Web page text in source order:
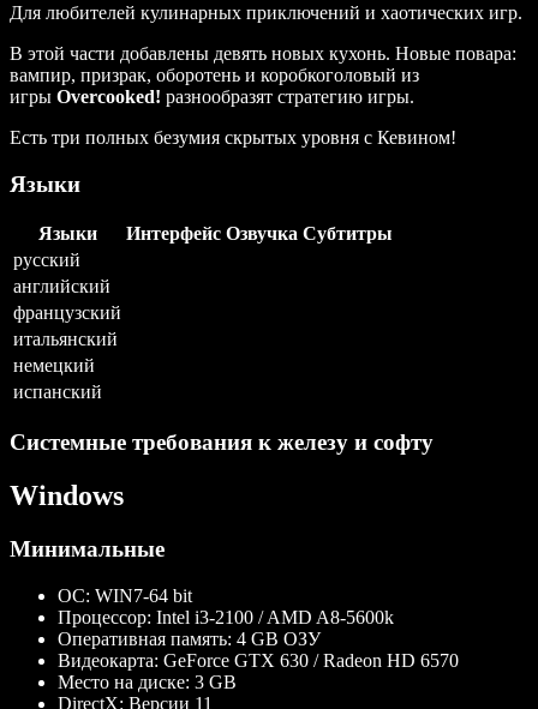
Для любителей кулинарных приключений и хаотических игр.
В этой части добавлены девять новых кухонь. Новые повара:
вампир, призрак, оборотень и коробкоголовый из
игры Overcooked! разнообразят стратегию игры.
Есть три полных безумия скрытых уровня с Кевином!
Языки
Языки Интерфейс Озвучка Субтитры
русский
английский
французский
итальянский
немецкий
испанский
Системные требования к железу и софту
Windows
Минимальные
ОС: WIN7-64 bit
Процессор: Intel i3-2100 / AMD A8-5600k
Оперативная память: 4 GB ОЗУ
Видеокарта: GeForce GTX 630 / Radeon HD 6570
Место на диске: 3 GB
DirectX: Версии 11